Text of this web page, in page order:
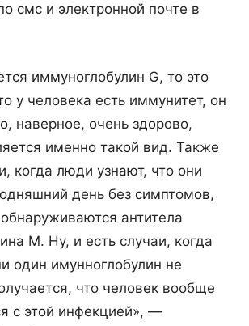
смс и электронной почте в
иммуноглобулин G, то это
у человека есть иммунитет, он
наверное, очень здорово,
именно такой вид. Также
когда люди узнают, что они
день без симптомов,
антитела
M. Ну, и есть случаи, когда
один имунноглобулин не
что человек вообще
с этой инфекцией», —